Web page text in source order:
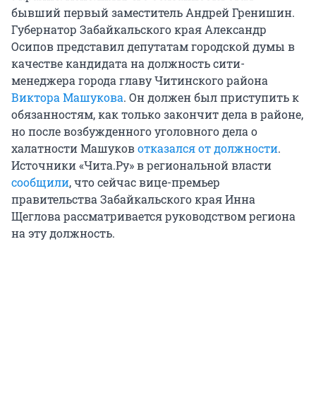
бывший первый заместитель Андрей Гренишин.
Губернатор Забайкальского края Александр
Осипов представил депутатам городской думы в
качестве кандидата на должность сити-
менеджера города главу Читинского района
Виктора Машукова. Он должен был приступить к
обязанностям, как только закончит дела в районе,
но после возбужденного уголовного дела о
халатности Машуковотказался от должности.
Источники «Чита.Ру» в региональной власти
сообщили, что сейчас вице-премьер
правительства Забайкальского края Инна
Щеглова рассматривается руководством региона
на эту должность.